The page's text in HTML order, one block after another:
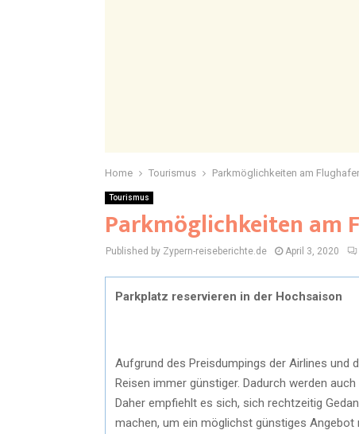
Home Tourismus Parkmöglichkeiten am
Tourismus
Parkmöglichkeiten am
Published by Zypern-reiseberichte.de April 3, 2020
Parkplatz reservieren in der Hochsaison
Aufgrund des Preisdumpings der Airlines und
Reisen immer günstiger. Dadurch werden
Daher empfiehlt es sich, sich rechtzeitig
machen, um ein möglichst günstiges Angebot